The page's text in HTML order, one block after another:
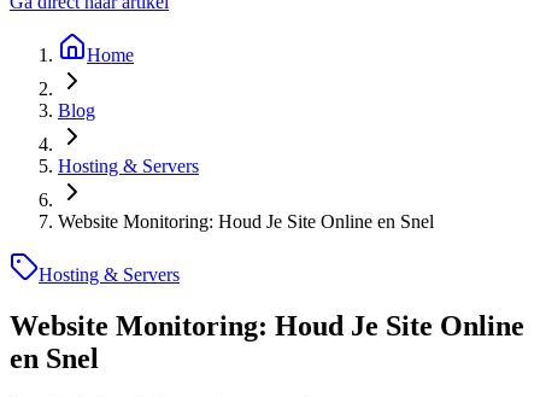
Home
Blog
Hosting & Servers
Website Monitoring: Houd Je Site Online en Snel
Hosting & Servers
Website Monitoring: Houd Je Site Online
en Snel